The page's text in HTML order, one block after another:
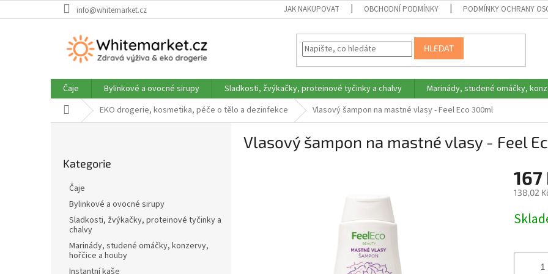
na
info@whitemarket.cz JAK NAKUPOVAT OBCHODNÍ PODMÍNKY PODMÍNKY OCHRANY
HLEDAT
Čaje Bylinkové a ovocné sirupy Sladkosti, žvýkačky, proteinové tyčinky a chalvy Marinády, studené omáčky,
Domů EKO drogerie, kosmetika, péče o tělo a dezinfekce Vlasový šampon na mastné vlasy - Feel Eco 300ml
kategorie
Kategorie
Čaje
Bylinkové a ovocné sirupy
Sladkosti, žvýkačky, proteinové tyčinky a
chalvy
Marinády, studené omáčky, konzervy,
hořčice a houby
Instantní kaše
Vlasový šampon na mastné vlasy - Feel
167
138,02
cena: